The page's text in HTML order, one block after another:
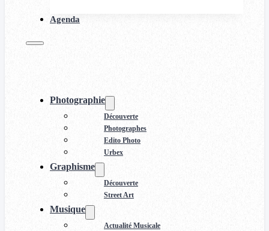
Agenda
Photographie
Découverte
Photographes
Edito Photo
Urbex
Graphisme
Découverte
Street Art
Musique
Actualité Musicale